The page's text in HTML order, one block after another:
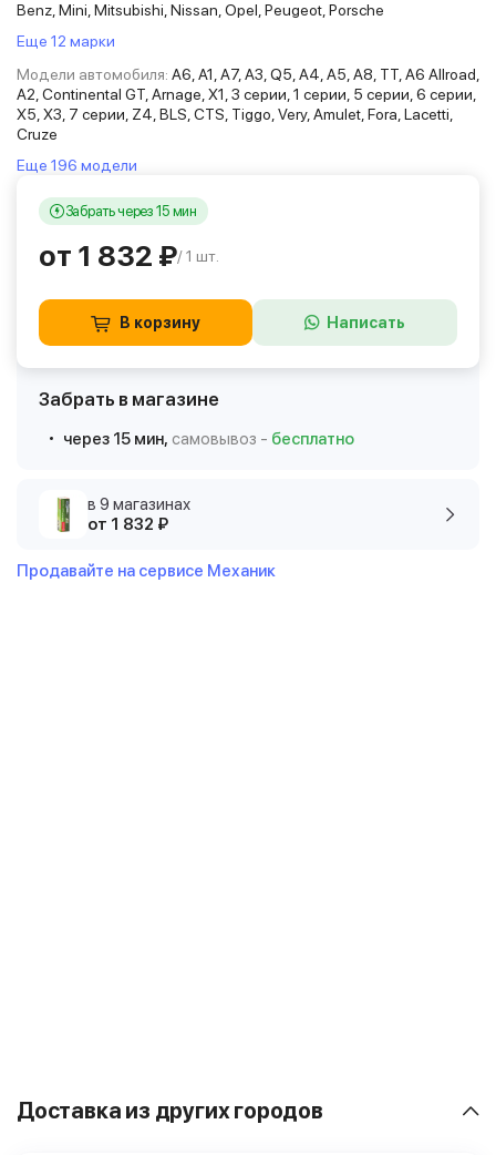
Benz, Mini, Mitsubishi, Nissan, Opel, Peugeot, Porsche
Еще 12 марки
Модели автомобиля: A6, A1, A7, A3, Q5, A4, A5, A8, TT, A6 Allroad,
A2, Continental GT, Arnage, X1, 3 серии, 1 серии, 5 серии, 6 серии,
X5, X3, 7 серии, Z4, BLS, CTS, Tiggo, Very, Amulet, Fora, Lacetti,
Cruze
Еще 196 модели
Забрать через 15 мин
от 1 832 ₽/ 1 шт.
В корзину Написать
Забрать в магазине
через 15 мин, самовывоз - бесплатно
в 9 магазинах
от 1 832 ₽
Продавайте на сервисе Механик
Доставка из других городов